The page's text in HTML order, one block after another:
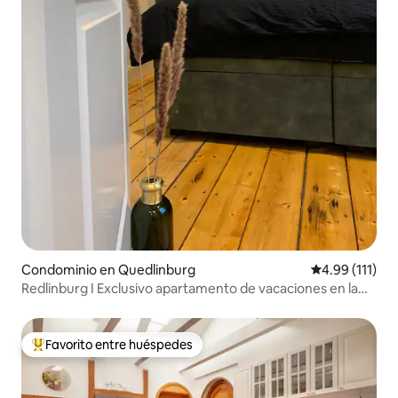
Condominio en Quedlinburg Calificación
4.99 (111)
Redlinburg I Exclusivo apartamento de vacaciones en la
De los mejores en Favorito entre huéspedes
Favorito entre huéspedes